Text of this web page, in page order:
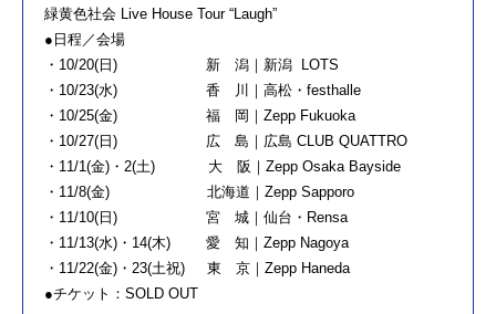
緑黄色社会 Live House Tour “Laugh”
●日程／会場
・10/20(日) 新 潟｜新潟 LOTS
・10/23(水) 香 川｜高松・festhalle
・10/25(金) 福 岡｜Zepp Fukuoka
・10/27(日) 広 島｜広島 CLUB QUATTRO
・11/1(金)・2(土) 大 阪｜Zepp Osaka Bayside
・11/8(金) 北海道｜Zepp Sapporo
・11/10(日) 宮 城｜仙台・Rensa
・11/13(水)・14(木) 愛 知｜Zepp Nagoya
・11/22(金)・23(土祝) 東 京｜Zepp Haneda
●チケット：SOLD OUT